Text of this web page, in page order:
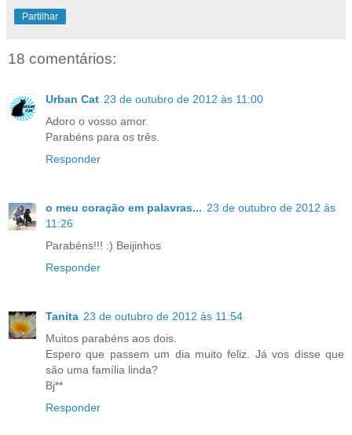
Partilhar
18 comentários:
Urban Cat 23 de outubro de 2012 às 11:00
Adoro o vosso amor.
Parabéns para os três.
Responder
o meu coração em palavras... 23 de outubro de 2012 às
11:26
Parabéns!!! :) Beijinhos
Responder
Tanita 23 de outubro de 2012 às 11:54
Muitos parabéns aos dois.
Espero que passem um dia muito feliz. Já vos disse que
são uma família linda?
Bj**
Responder